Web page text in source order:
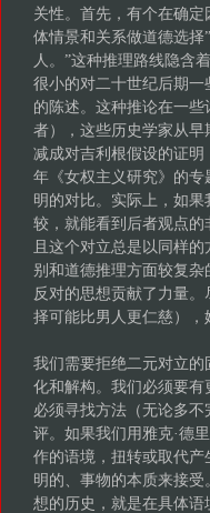
关性。首先，有个在确
体情景和关系做道德选择
人。”这种推理路线隐含
很小的对二十世纪后期
的陈述。这种推论在一
者），这些历史学家从
减成对吉利根假设的证
年《女权主义研究》的
明的对比。实际上，如
较，就能看到后者观点
且这个对立总是以同样
别和道德推理方面较复
反对的思想贡献了力量
择可能比男人更仁慈），
我们需要拒绝二元对立
化和解构。我们必须要
必须寻找方法（无论多
评。如果我们用雅克·德
作的语境，扭转或取代
明的、事物的本质来接
想的历史，就是在具体